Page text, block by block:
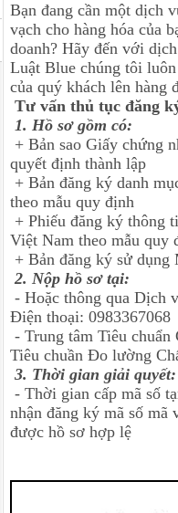
Bạn đang cần một dịch
vạch cho hàng hóa của
doanh? Hãy đến với
Luật Blue chúng tôi
của quý khách lên hàng
Tư vấn thủ tục đăng
1. Hồ sơ gồm có:
+ Bản sao Giấy chứng
quyết định thành lập
+ Bản đăng ký danh
theo mẫu quy định
+ Phiếu đăng ký thông
Việt Nam theo mẫu quy
+ Bản đăng ký sử
2. Nộp hồ sơ tại:
- Hoặc thông qua Dịch
Điện thoại: 0983367068
- Trung tâm Tiêu
Tiêu chuần Đo lường
3. Thời gian giải quyết:
- Thời gian cấp mã số
nhận đăng ký mã số mã
được hồ sơ hợp lệ